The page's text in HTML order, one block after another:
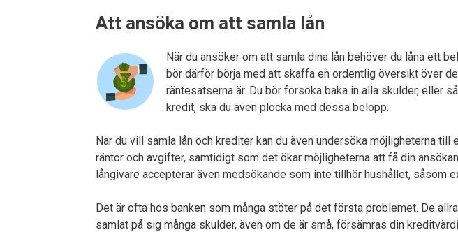
Att ansöka om att samla lån
När du ansöker om att samla dina lån behöver du låna ett
bör därför börja med att skaffa en ordentlig översikt över
räntesatserna är. Du bör försöka baka in alla skulder, eller
kredit, ska du även plocka med dessa belopp.
När du vill samla lån och krediter kan du även undersöka möjligheterna
räntor och avgifter, samtidigt som det ökar möjligheterna att få din
långivare accepterar även medsökande som inte tillhör hushållet, såsom
Det är ofta hos banken som många stöter på det första problemet. De
samlat på sig många skulder, även om de är små, försämras din